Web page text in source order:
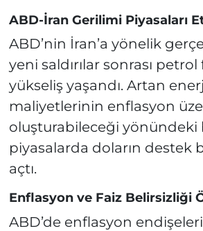
ABD-İran Gerilimi Piyasaları
ABD’nin İran’a yönelik
yeni saldırılar sonrası
yükseliş yaşandı. Artan
maliyetlerinin enflasyon
oluşturabileceği yönündeki
piyasalarda doların destek
açtı.
Enflasyon ve Faiz Belirsizliği
ABD’de enflasyon